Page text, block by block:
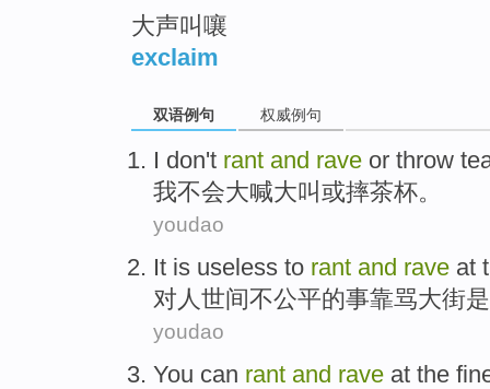
大声叫嚷
exclaim
双语例句 权威例句
I don't rant and rave or throw
我不会大喊大叫 或摔茶杯。
youdao
It is useless to rant and rave at
对人世间不公平的事靠骂大街是
youdao
You can rant and rave at the